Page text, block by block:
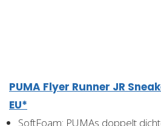
PUMA Flyer Runner JR
EU*
SoftFoam: PUMAs doppelt